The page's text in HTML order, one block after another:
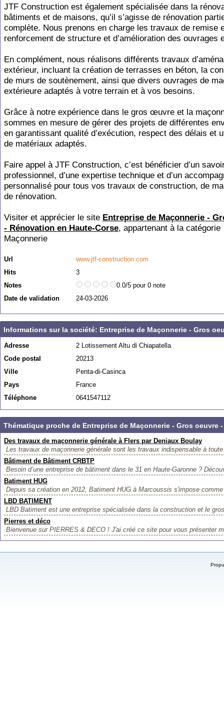
JTF Construction est également spécialisée dans la
bâtiments et de maisons, qu’il s’agisse de rénovation
complète. Nous prenons en charge les travaux de remise
renforcement de structure et d’amélioration des ouvrages
En complément, nous réalisons différents travaux
extérieur, incluant la création de terrasses en béton, la
de murs de soutènement, ainsi que divers ouvrages de
extérieure adaptés à votre terrain et à vos besoins.
Grâce à notre expérience dans le gros œuvre et la
sommes en mesure de gérer des projets de différentes
en garantissant qualité d’exécution, respect des délais et
de matériaux adaptés.
Faire appel à JTF Construction, c’est bénéficier d’un
professionnel, d’une expertise technique et d’un
personnalisé pour tous vos travaux de construction, de
de rénovation.
Visiter et apprécier le site Entreprise de Maçonnerie -
- Rénovation en Haute-Corse, appartenant à la catégorie
Maçonnerie
Url
www.jtf-construction.com
Hits
3
Notes
0.0/5 pour 0 note
Date de validation
24-03-2026
Informations sur la société: Entreprise de Maçonnerie - Gros
Adresse
2 Lotissement Altu di Chiapatella
Code postal
20213
Ville
Penta-di-Casinca
Pays
France
Téléphone
0641547112
Thématique proche de Entreprise de Maçonnerie - Gros oeuvre
Des travaux de maçonnerie générale à Flers par Deniaux Boulay
Les travaux de maçonnerie générale sont les travaux indispensable à
Bâtiment de Bâtiment CRBTP
Besoin d’une entreprise de bâtiment dans le 31 en Haute-Garonne ?
Batiment HUG
Depuis sa création en 2012, Batiment HUG à Marcoussis s'impose
LBD BATIMENT
LBD Batiment est une entreprise spécialisée dans la construction et le
Pierres et déco
Bienvenue sur PIERRES & DECO ! J'ai créé ce site pour vous présenter